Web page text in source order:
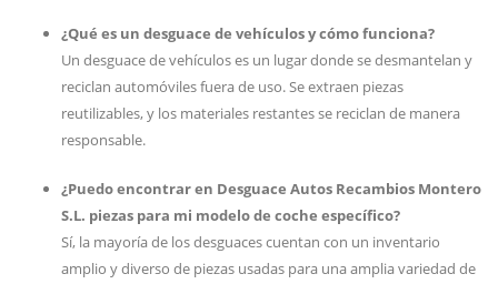
¿Qué es un desguace de vehículos y cómo funciona?
Un desguace de vehículos es un lugar donde se desmantelan y
reciclan automóviles fuera de uso. Se extraen piezas
reutilizables, y los materiales restantes se reciclan de manera
responsable.
¿Puedo encontrar en Desguace Autos Recambios Montero
S.L. piezas para mi modelo de coche específico?
Sí, la mayoría de los desguaces cuentan con un inventario
amplio y diverso de piezas usadas para una amplia variedad de